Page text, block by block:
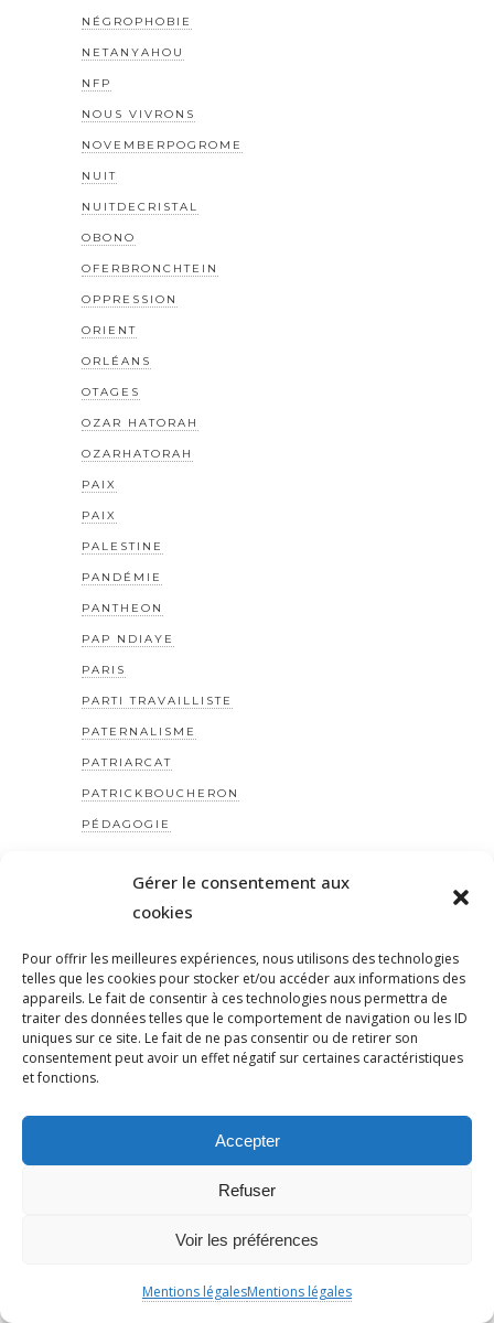
Gérer le consentement aux
cookies
Pour offrir les meilleures expériences, nous utilisons des technologies
telles que les cookies pour stocker et/ou accéder aux informations des
appareils. Le fait de consentir à ces technologies nous permettra de
traiter des données telles que le comportement de navigation ou les ID
uniques sur ce site. Le fait de ne pas consentir ou de retirer son
consentement peut avoir un effet négatif sur certaines caractéristiques
et fonctions.
Accepter
Refuser
Voir les préférences
Mentions légalesMentions légales
NÉGROPHOBIE
NETANYAHOU
NFP
NOUS VIVRONS
NOVEMBERPOGROME
NUIT
NUITDECRISTAL
OBONO
OFERBRONCHTEIN
OPPRESSION
ORIENT
ORLÉANS
OTAGES
OZAR HATORAH
OZARHATORAH
PAIX
PAIX
PALESTINE
PANDÉMIE
PANTHEON
PAP NDIAYE
PARIS
PARTI TRAVAILLISTE
PATERNALISME
PATRIARCAT
PATRICKBOUCHERON
PÉDAGOGIE
PERILANTISÉMITE
PERROS-GUIRREC
PÉTITION
PÉTITIONYADAN
PEUPLE JUIF
PEUPLE PALESTINIEN
PHILIPPE MARLIÈRE
POGROMDENOVEMBRE
POMPIERS